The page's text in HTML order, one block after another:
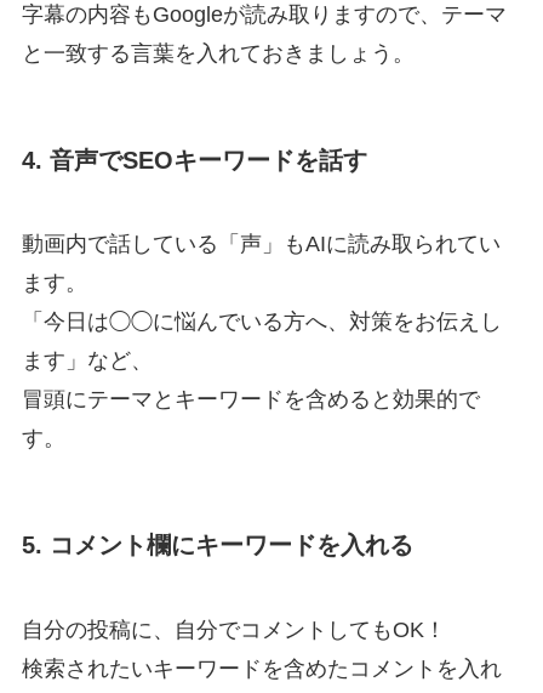
字幕の内容もGoogleが読み取りますので、テーマ
と一致する言葉を入れておきましょう。
4. 音声でSEOキーワードを話す
動画内で話している「声」もAIに読み取られてい
ます。
「今日は◯◯に悩んでいる方へ、対策をお伝えし
ます」など、
冒頭にテーマとキーワードを含めると効果的で
す。
5. コメント欄にキーワードを入れる
自分の投稿に、自分でコメントしてもOK！
検索されたいキーワードを含めたコメントを入れ